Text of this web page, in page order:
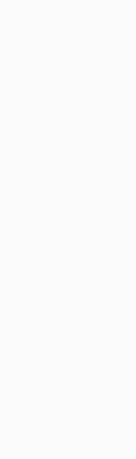
স্টার্লিং সাবমেশিনগানসহ
গ্রেপ্তার, ৩৪ রাউন্ড গুলি